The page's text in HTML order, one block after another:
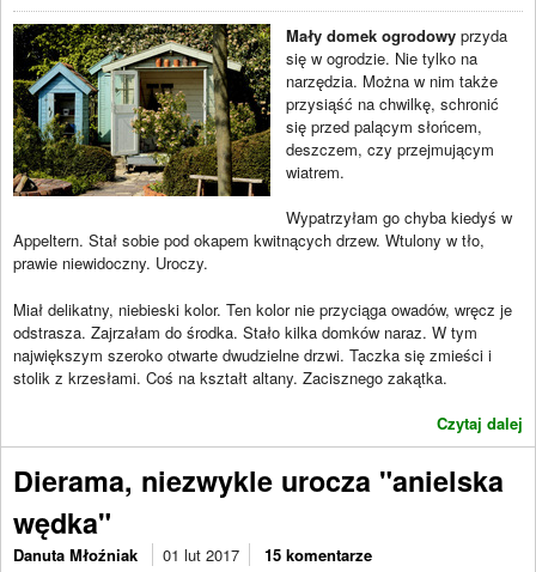
Mały domek ogrodowy przyda
się w ogrodzie. Nie tylko na
narzędzia. Można w nim także
przysiąść na chwilkę, schronić
się przed palącym słońcem,
deszczem, czy przejmującym
wiatrem.
Wypatrzyłam go chyba kiedyś w
Appeltern. Stał sobie pod okapem kwitnących drzew. Wtulony w tło,
prawie niewidoczny. Uroczy.
Miał delikatny, niebieski kolor. Ten kolor nie przyciąga owadów, wręcz je
odstrasza. Zajrzałam do środka. Stało kilka domków naraz. W tym
największym szeroko otwarte dwudzielne drzwi. Taczka się zmieści i
stolik z krzesłami. Coś na kształt altany. Zacisznego zakątka.
Czytaj dalej
Dierama, niezwykle urocza "anielska
wędka"
Danuta Młoźniak 01 lut 2017 15 komentarze